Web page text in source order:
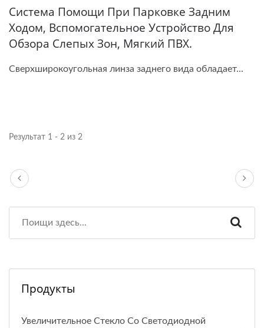
Система Помощи При Парковке Задним
Ходом, Вспомогательное Устройство Для
Обзора Слепых Зон, Мягкий ПВХ.
Сверхширокоугольная линза заднего вида обладает...
Результат 1 - 2 из 2
Продукты
Увеличительное Стекло Со Светодиодной